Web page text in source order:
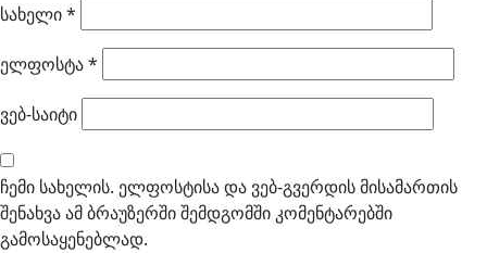
სახელი*
ელფოსტა*
ვებ-საიტი
ჩემი სახელის. ელფოსტისა და ვებ-გვერდის მისამართის
შენახვა ამ ბრაუზერში შემდგომში კომენტარებში
გამოსაყენებლად.